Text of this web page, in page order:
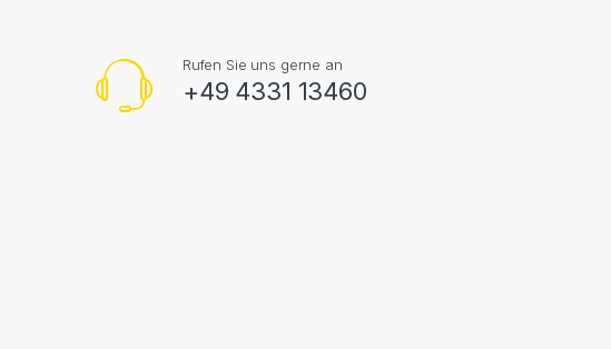
Rufen Sie uns gerne an
+49 4331 13460